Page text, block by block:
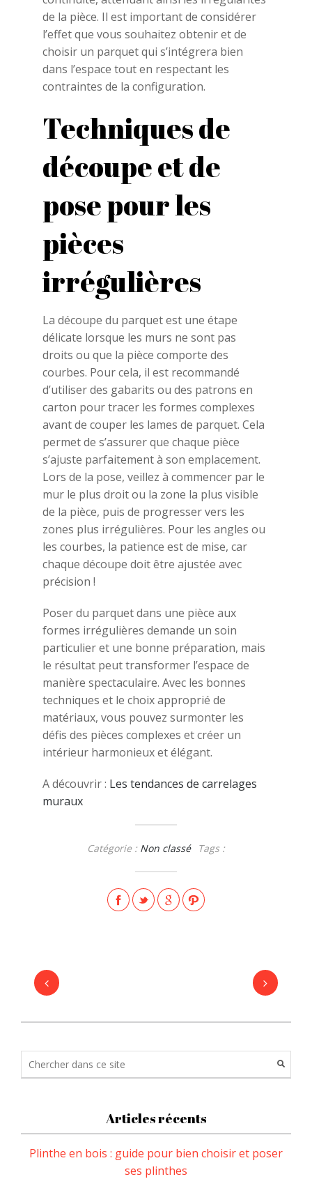
de la pièce. Il est important de considérer
l’effet que vous souhaitez obtenir et de
choisir un parquet qui s’intégrera bien
dans l’espace tout en respectant les
contraintes de la configuration.
Techniques de
découpe et de
pose pour les
pièces
irrégulières
La découpe du parquet est une étape
délicate lorsque les murs ne sont pas
droits ou que la pièce comporte des
courbes. Pour cela, il est recommandé
d’utiliser des gabarits ou des patrons en
carton pour tracer les formes complexes
avant de couper les lames de parquet. Cela
permet de s’assurer que chaque pièce
s’ajuste parfaitement à son emplacement.
Lors de la pose, veillez à commencer par le
mur le plus droit ou la zone la plus visible
de la pièce, puis de progresser vers les
zones plus irrégulières. Pour les angles ou
les courbes, la patience est de mise, car
chaque découpe doit être ajustée avec
précision !
Poser du parquet dans une pièce aux
formes irrégulières demande un soin
particulier et une bonne préparation, mais
le résultat peut transformer l’espace de
manière spectaculaire. Avec les bonnes
techniques et le choix approprié de
matériaux, vous pouvez surmonter les
défis des pièces complexes et créer un
intérieur harmonieux et élégant.
A découvrir : Les tendances de carrelages
muraux
Catégorie : Non classé Tags :
Articles récents
Plinthe en bois : guide pour bien choisir et poser
ses plinthes